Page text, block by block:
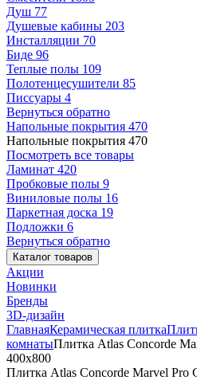
Душ 77
Душевые кабины 203
Инсталляции 70
Биде 96
Теплые полы 109
Полотенцесушители 85
Писсуары 4
Вернуться обратно
Напольные покрытия 470
Напольные покрытия 470
Посмотреть все товары
Ламинат 420
Пробковые полы 9
Виниловые полы 16
Паркетная доска 19
Подложки 6
Вернуться обратно
Каталог товаров
Акции
Новинки
Бренды
3D-дизайн
ГлавнаяКерамическая плитка
комнатыПлитка Atlas Concorde
400x800
Плитка Atlas Concorde Marvel Pro